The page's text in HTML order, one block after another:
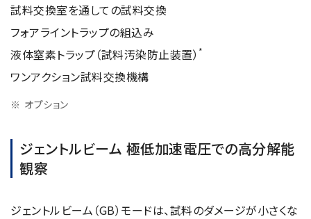
試料交換室を通しての試料交換
フォアライントラップの組込み
液体窒素トラップ（試料汚染防止装置） *
ワンアクション試料交換機構
オプション
ジェントルビーム 極低加速電圧での高分解能
観察
ジェントルビーム（GB）モードは、試料のダメージが小さくな